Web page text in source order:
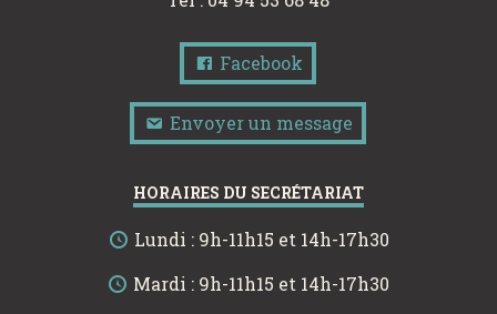
Facebook
Envoyer un message
HORAIRES DU SECRÉTARIAT
Lundi : 9h-11h15 et 14h-17h30
Mardi : 9h-11h15 et 14h-17h30